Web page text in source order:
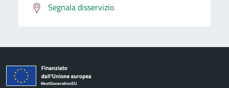
Segnala disservizio